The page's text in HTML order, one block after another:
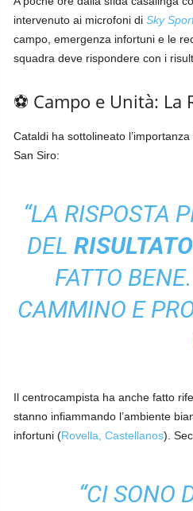
intervenuto ai microfoni di Sky
campo, emergenza infortuni e le
squadra deve rispondere con i
⚽ Campo e Unità:
Cataldi ha sottolineato
San Siro:
“LA RISPOSTA
DEL RISULTATO
FATTO
CAMMINO E
Il centrocampista ha anche fatto
stanno infiammando l’ambiente
infortuni (Rovella, Castellanos).
“CI SONO